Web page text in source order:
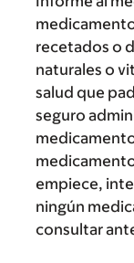
recetados o
naturales o
salud que
seguro
empiece,
ningún
consultar